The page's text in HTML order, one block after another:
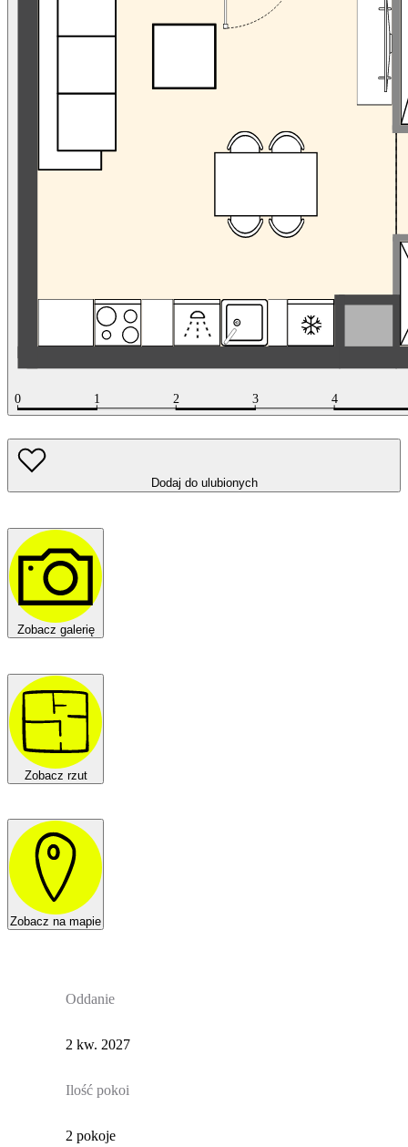
Dodaj do ulubionych
Zobacz galerię
Zobacz rzut
Zobacz na mapie
Oddanie
2 kw. 2027
Ilość pokoi
2 pokoje